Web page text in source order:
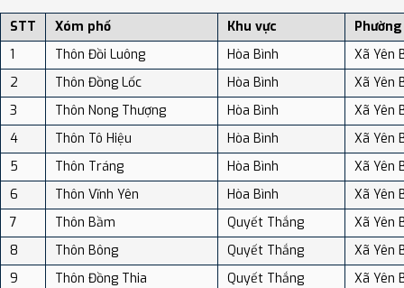
STT Xóm phố Khu vực
1
Thôn Đồi Luông Hòa Bình
Xã Yên
2
Thôn Đồng Lốc Hòa Bình
Xã Yên
3
Thôn Nong Thượng Hòa Bình
Xã Yên
4
Thôn Tô Hiệu Hòa Bình
Xã Yên
5
Thôn Tráng Hòa Bình
Xã Yên
6
Thôn Vĩnh Yên Hòa Bình
Xã Yên
7
Thôn Bầm Quyết Thắng
Xã Yên
8
Thôn Bông Quyết Thắng
Xã Yên
9
Thôn Đồng Thia Quyết Thắng
Xã Yên